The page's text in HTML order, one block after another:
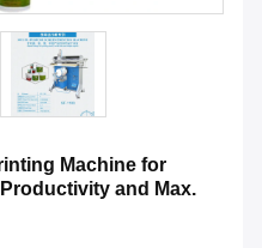
Machine for
and Max.